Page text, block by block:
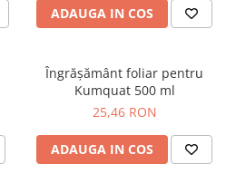
ADAUGA IN COS
Îngrășământ foliar pentru
Kumquat 500 ml
25,46 RON
ADAUGA IN COS